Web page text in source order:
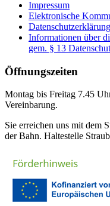
Impressum
Elektronische
Datenschutzerklärung
Informationen über
gem. § 13
Öffnungszeiten
Montag bis Freitag 7.45
Vereinbarung.
Sie erreichen uns mit dem
der Bahn. Haltestelle